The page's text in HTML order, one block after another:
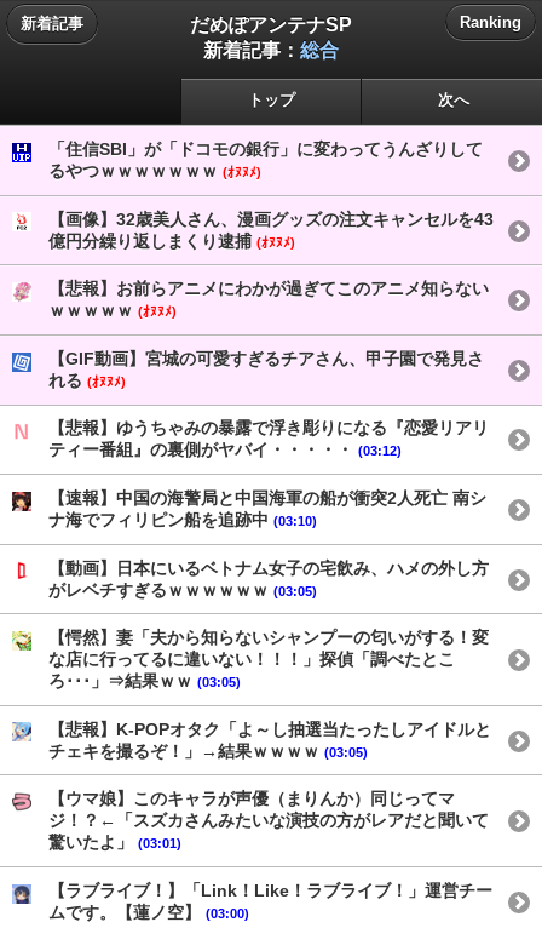
新着記事
だめぽアンテナSP
新着記事： 総合
Ranking
トップ 次へ
「住信SBI」が「ドコモの銀行」に変わってうんざりして
るやつｗｗｗｗｗｗｗ (ｵﾇﾇﾒ)
【画像】32歳美人さん、漫画グッズの注文キャンセルを43
億円分繰り返しまくり逮捕 (ｵﾇﾇﾒ)
【悲報】お前らアニメにわかが過ぎてこのアニメ知らない
ｗｗｗｗｗ (ｵﾇﾇﾒ)
【GIF動画】宮城の可愛すぎるチアさん、甲子園で発見さ
れる (ｵﾇﾇﾒ)
【悲報】ゆうちゃみの暴露で浮き彫りになる『恋愛リアリ
ティー番組』の裏側がヤバイ・・・・・
(03:12)
【速報】中国の海警局と中国海軍の船が衝突2人死亡 南シ
ナ海でフィリピン船を追跡中 (03:10)
【動画】日本にいるベトナム女子の宅飲み、ハメの外し方
がレベチすぎるｗｗｗｗｗｗ (03:05)
【愕然】妻「夫から知らないシャンプーの匂いがする！変
な店に行ってるに違いない！！！」探偵「調べたとこ
ろ･･･」⇒結果ｗｗ (03:05)
【悲報】K-POPオタク「よ～し抽選当たったしアイドルと
チェキを撮るぞ！」→結果ｗｗｗｗ (03:05)
【ウマ娘】このキャラが声優（まりんか）同じってマ
ジ！？←「スズカさんみたいな演技の方がレアだと聞いて
驚いたよ」
(03:01)
【ラブライブ！】「Link！Like！ラブライブ！」運営チー
ムです。【蓮ノ空】
(03:00)